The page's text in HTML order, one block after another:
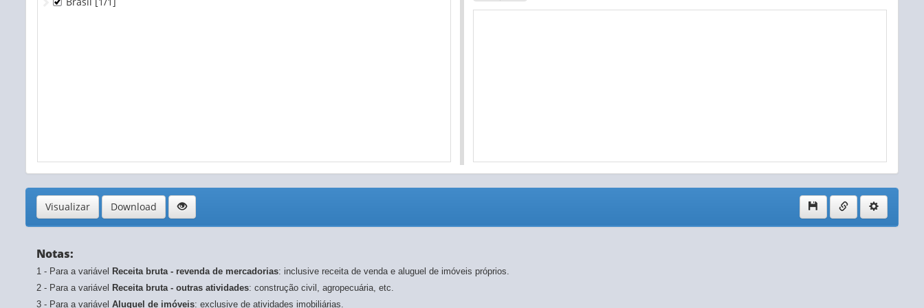
2008 - atualizado em 29/05/2023
Visualizar Download
Notas:
1 - Para a variável Receita bruta - revenda de mercadorias: inclusive receita de venda e aluguel de imóveis próprios.
2 - Para a variável Receita bruta - outras atividades: construção civil, agropecuária, etc.
3 - Para a variável Aluguel de imóveis: exclusive de atividades imobiliárias.